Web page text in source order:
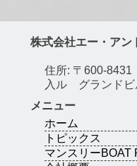
株式会社エー・アン
住所: 〒600-
入ル グランド
メニュー
ホーム
トピックス
マンスリーBOAT